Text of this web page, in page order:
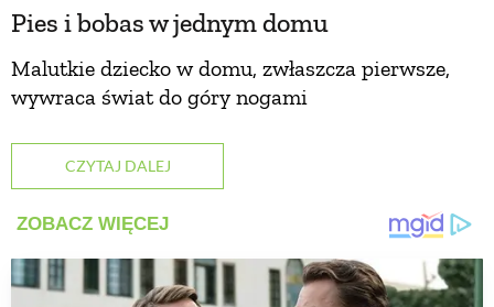
Pies i bobas w jednym domu
Malutkie dziecko w domu, zwłaszcza pierwsze,
wywraca świat do góry nogami
CZYTAJ DALEJ